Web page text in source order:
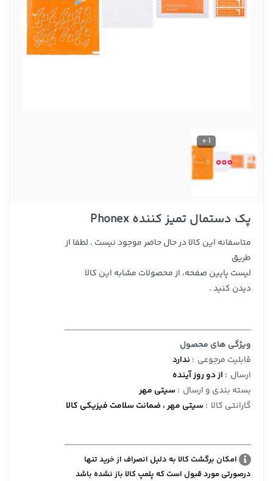
1 +
پک دستمال تمیز کننده Phonex
متاسفانه این کالا در حال حاضر موجود نیست . لطفا از
طریق
لیست پایین صفحه، از محصولات مشابه این کالا
دیدن کنید .
ویژگی های محصول
قابلیت مرجوعی : ندارد
ارسال : از دو روز آینده
بسته بندی و ارسال :سیتی مهر
گارانتی کالا :سیتی مهر ، ضمانت سلامت فیزیکی کالا
امکان برگشت کالا به دلیل انصراف از خرید تنها
درصورتی مورد قبول است که پلمپ کالا باز نشده باشد